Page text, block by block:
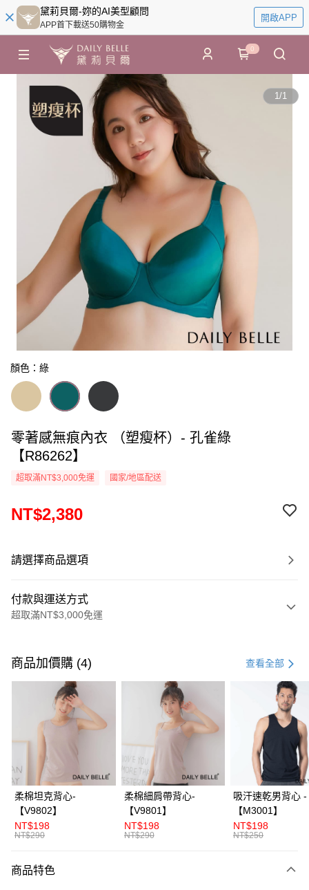
黛莉貝爾-妳的AI美型顧問
APP首下載送50購物金
開啟APP
0
1/1
顏色：綠
零著感無痕內衣 （塑瘦杯）- 孔雀綠
【R86262】
超取滿NT$3,000免運 國家/地區配送
NT$2,380
請選擇商品選項
付款與運送方式
超取滿NT$3,000免運
信用卡一次付款
信用卡分期付款
3 期 0 利率 每期 21家銀行
合作金庫商業銀行
第一商業銀行
華南商業銀行
上海商業儲蓄銀行
台北富邦商業銀行
國泰世華商業銀行
兆豐國際商業銀行
臺灣中小企業銀行
台中商業銀行
匯豐（台灣）商業銀行
華泰商業銀行
聯邦商業銀行
元大商業銀行
台灣樂天信用卡公司
超商取貨付款
LINE Pay
Apple Pay
街口支付
ATM付款
運送方式
商品加價購 (4) 查看全部
柔棉坦克背心-
【V9802】
NT$198
NT$290
柔棉細肩帶背心-
【V9801】
NT$198
NT$290
吸汗速乾男背心 -
【M3001】
NT$198
NT$250
商品特色